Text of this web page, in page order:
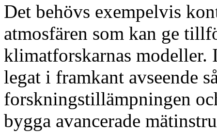
Det behövs exempelvis
atmosfären som kan ge
klimatforskarnas modeller.
legat i framkant avseende
forskningstillämpningen
bygga avancerade